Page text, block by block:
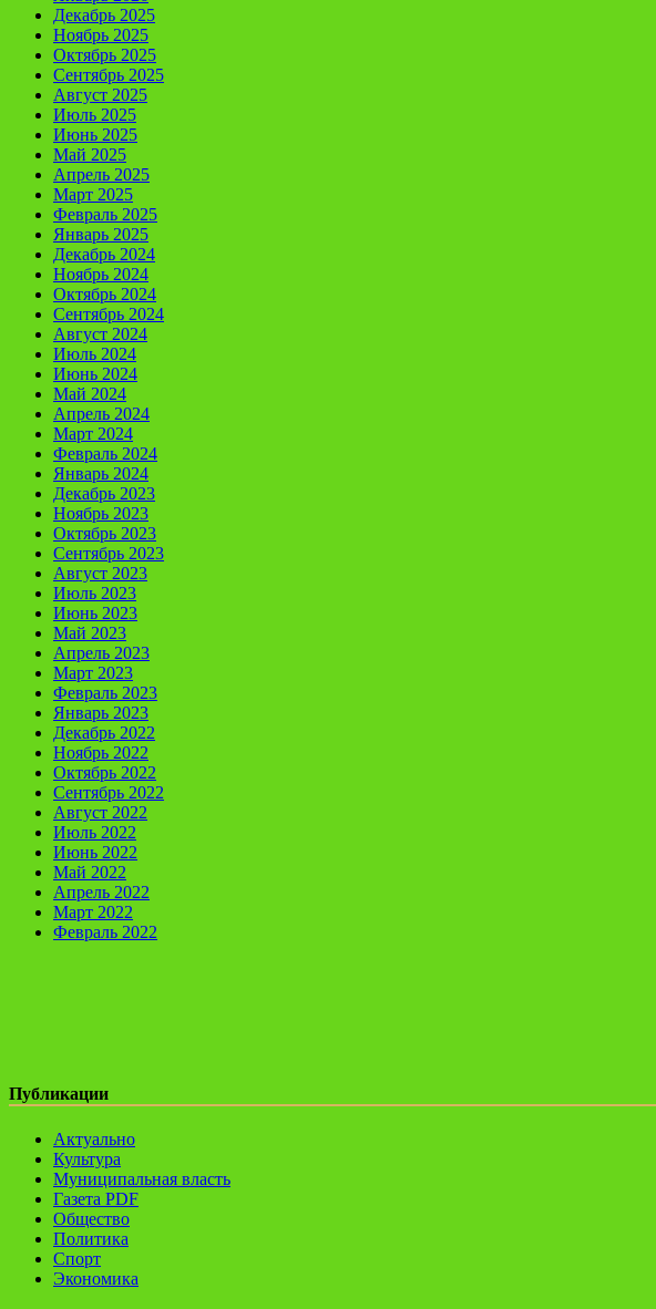
Декабрь 2025
Ноябрь 2025
Октябрь 2025
Сентябрь 2025
Август 2025
Июль 2025
Июнь 2025
Май 2025
Апрель 2025
Март 2025
Февраль 2025
Январь 2025
Декабрь 2024
Ноябрь 2024
Октябрь 2024
Сентябрь 2024
Август 2024
Июль 2024
Июнь 2024
Май 2024
Апрель 2024
Март 2024
Февраль 2024
Январь 2024
Декабрь 2023
Ноябрь 2023
Октябрь 2023
Сентябрь 2023
Август 2023
Июль 2023
Июнь 2023
Май 2023
Апрель 2023
Март 2023
Февраль 2023
Январь 2023
Декабрь 2022
Ноябрь 2022
Октябрь 2022
Сентябрь 2022
Август 2022
Июль 2022
Июнь 2022
Май 2022
Апрель 2022
Март 2022
Февраль 2022
Публикации
Актуально
Культура
Муниципальная власть
Газета PDF
Общество
Политика
Спорт
Экономика